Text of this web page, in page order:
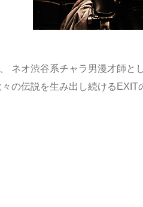
ネオ渋谷系チャラ男漫才師と
の伝説を生み出し続ける